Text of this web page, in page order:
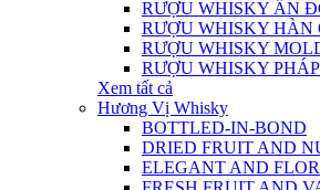
RƯỢU WHISKY ẤN
RƯỢU WHISKY HÀN
RƯỢU WHISKY
RƯỢU WHISKY PHÁP
Xem tất cả
Hương Vị Whisky
BOTTLED-IN-BOND
DRIED FRUIT AND
ELEGANT AND